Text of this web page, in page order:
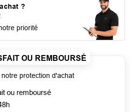
?
priorité
OU REMBOURSÉ
protection d'achat
ou remboursé